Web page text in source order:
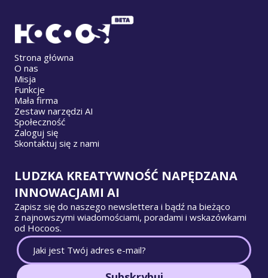
Strona główna
O nas
Misja
Funkcje
Mała firma
Zestaw narzędzi AI
Społeczność
Zaloguj się
Skontaktuj się z nami
LUDZKA KREATYWNOŚĆ NAPĘDZANA
INNOWACJAMI AI
Zapisz się do naszego newslettera i bądź na bieżąco
z najnowszymi wiadomościami, poradami i wskazówkami
od Hocoos.